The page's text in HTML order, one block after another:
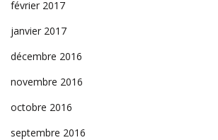
février 2017
janvier 2017
décembre 2016
novembre 2016
octobre 2016
septembre 2016